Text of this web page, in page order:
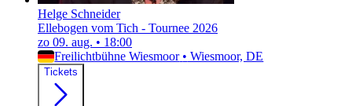
Helge Schneider
Ellebogen vom Tich - Tournee 2026
zo 09. aug. • 18:00
Freilichtbühne Wiesmoor • Wiesmoor, DE
Tickets